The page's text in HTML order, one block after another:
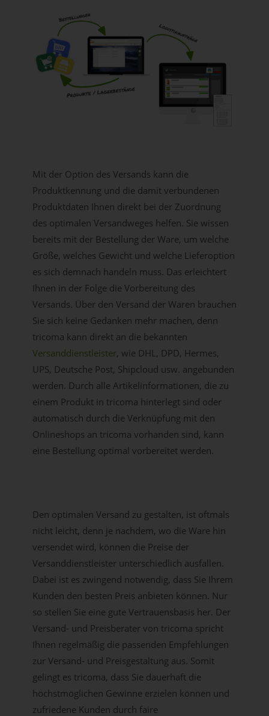
Mit der Option des Versands kann die
Produktkennung und die damit verbundenen
Produktdaten Ihnen direkt bei der Zuordnung
des optimalen Versandweges helfen. Sie wissen
bereits mit der Bestellung der Ware, um welche
Größe, welches Gewicht und welche Lieferoption
es sich demnach handeln muss. Das erleichtert
Ihnen in der Folge die Vorbereitung des
Versands. Über den Versand der Waren brauchen
Sie sich keine Gedanken mehr machen, denn
tricoma kann direkt an die bekannten
Versanddienstleister, wie DHL, DPD, Hermes,
UPS, Deutsche Post, Shipcloud usw. angebunden
werden. Durch alle Artikelinformationen, die zu
einem Produkt in tricoma hinterlegt sind oder
automatisch durch die Verknüpfung mit den
Onlineshops an tricoma vorhanden sind, kann
eine Bestellung optimal vorbereitet werden.
Den optimalen Versand zu gestalten, ist oftmals
nicht leicht, denn je nachdem, wo die Ware hin
versendet wird, können die Preise der
Versanddienstleister unterschiedlich ausfallen.
Dabei ist es zwingend notwendig, dass Sie Ihrem
Kunden den besten Preis anbieten können. Nur
so stellen Sie eine gute Vertrauensbasis her. Der
Versand- und Preisberater von tricoma spricht
Ihnen regelmäßig die passenden Empfehlungen
zur Versand- und Preisgestaltung aus. Somit
gelingt es tricoma, dass Sie dauerhaft die
höchstmöglichen Gewinne erzielen können und
zufriedene Kunden durch faire